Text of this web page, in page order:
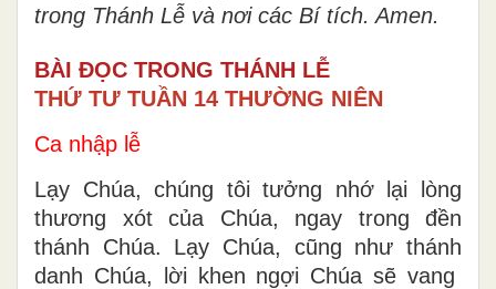
trong Thánh Lễ và nơi các Bítích. Amen.
BÀI ĐỌC TRONG THÁNH LỄ
THỨ TƯ TUẦN 14 THƯỜNG NIÊN
Ca nhập lễ
Lạy Chúa, chúng tôi tưởng nhớ lại lòng
thương xót của Chúa, ngay trong đền
thánh Chúa. Lạy Chúa, cũng như thánh
danh Chúa, lời khen ngợi Chúa sẽ vang